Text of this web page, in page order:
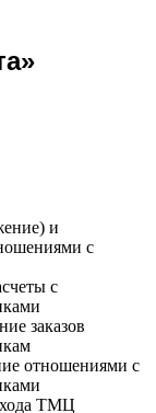
и
с
с
заказов
отношениями с
ТМЦ